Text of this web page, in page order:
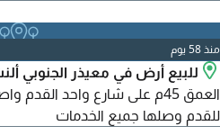
منذ 58 يوم
للقدم وصلها جميع الخدمات